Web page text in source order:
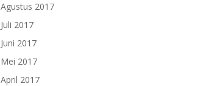
Agustus 2017
Juli 2017
Juni 2017
Mei 2017
April 2017